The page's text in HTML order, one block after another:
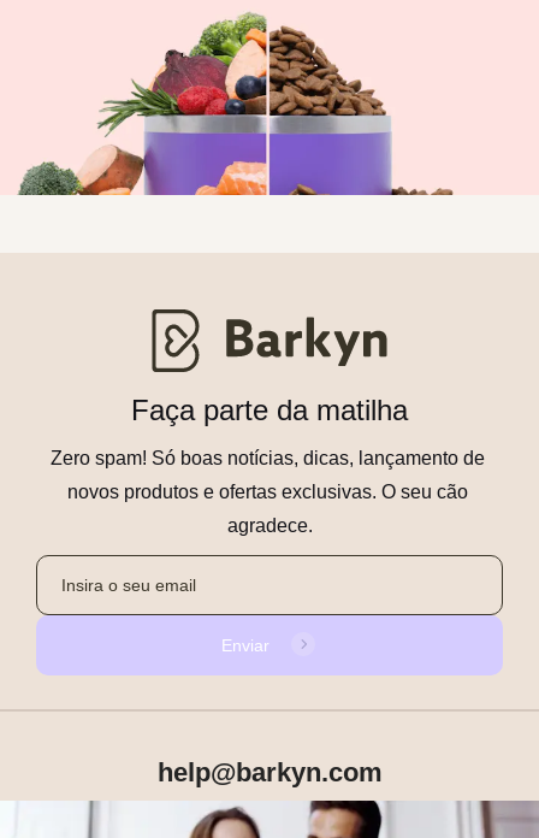
Faça parte da matilha
Zero spam! Só boas notícias, dicas, lançamento de
novos produtos e ofertas exclusivas. O seu cão
agradece.
Enviar
help@barkyn.com